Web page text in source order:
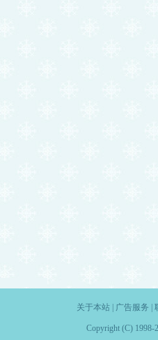
关于本站| 广告服务
Copyright (C) 1998-